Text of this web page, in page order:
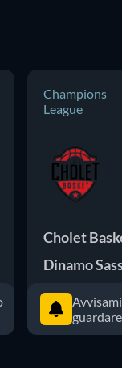
Champions
League
Cholet
Dinamo